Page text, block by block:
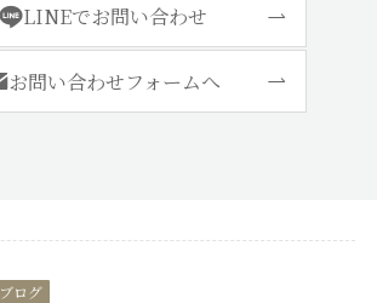
LINEでお問い合わせ
お問い合わせフォームへ
ブログ